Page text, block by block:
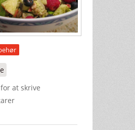
for at skrive